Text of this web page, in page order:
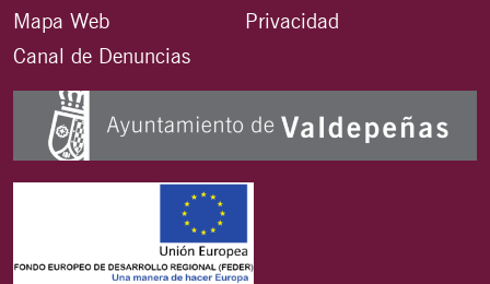
Mapa Web
Canal de Denuncias
Privacidad